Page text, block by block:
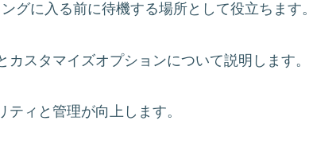
グに入る前に待機する場所として役立ちます。
スタマイズオプションについて説明します。
ィと管理が向上します。